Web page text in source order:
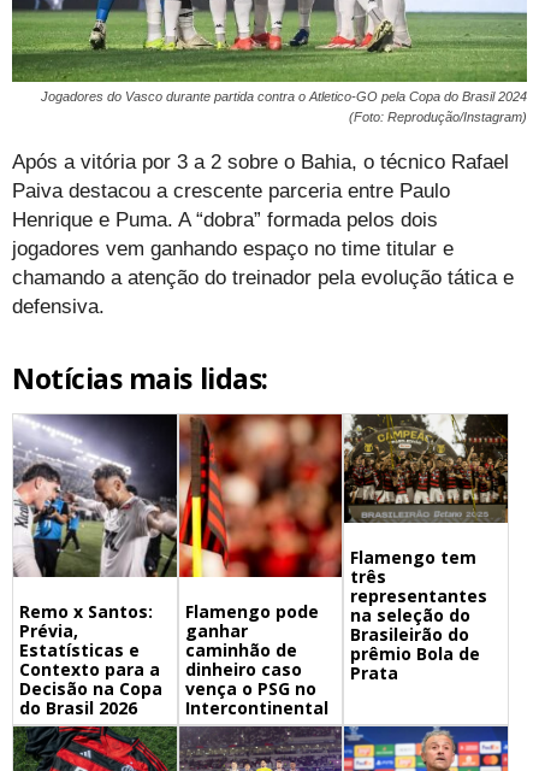
Jogadores do Vasco durante partida contra o Atletico-GO pela Copa do Brasil 2024
(Foto: Reprodução/Instagram)
Após a vitória por 3 a 2 sobre o Bahia, o técnico Rafael
Paiva destacou a crescente parceria entre Paulo
Henrique e Puma. A “dobra” formada pelos dois
jogadores vem ganhando espaço no time titular e
chamando a atenção do treinador pela evolução tática e
defensiva.
Notícias mais lidas:
Remo x Santos:
Prévia,
Estatísticas e
Contexto para a
Decisão na Copa
do Brasil 2026
Flamengo pode
ganhar
caminhão de
dinheiro caso
vença o PSG no
Intercontinental
Flamengo tem
três
representantes
na seleção do
Brasileirão do
prêmio Bola de
Prata